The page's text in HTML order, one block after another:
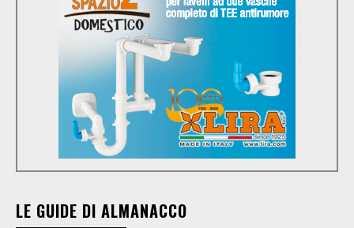
LE GUIDE DI ALMANACCO